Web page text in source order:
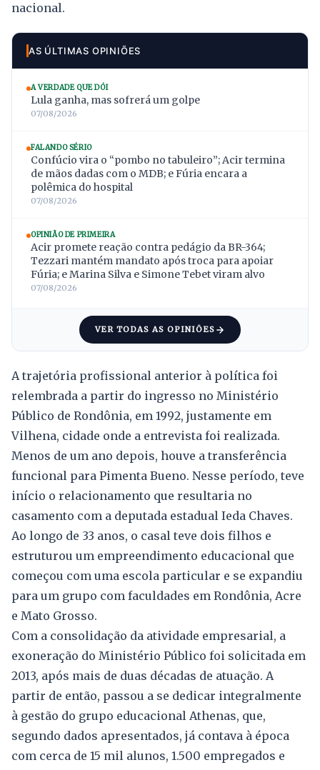
nacional.
AS ÚLTIMAS OPINIÕES
A VERDADE QUE DÓI
Lula ganha, mas sofrerá um golpe
07/08/2026
FALANDO SÉRIO
Confúcio vira o “pombo no tabuleiro”; Acir termina
de mãos dadas com o MDB; e Fúria encara a
polêmica do hospital
07/08/2026
OPINIÃO DE PRIMEIRA
Acir promete reação contra pedágio da BR-364;
Tezzari mantém mandato após troca para apoiar
Fúria; e Marina Silva e Simone Tebet viram alvo
07/08/2026
VER TODAS AS OPINIÕES
A trajetória profissional anterior à política foi
relembrada a partir do ingresso no Ministério
Público de Rondônia, em 1992, justamente em
Vilhena, cidade onde a entrevista foi realizada.
Menos de um ano depois, houve a transferência
funcional para Pimenta Bueno. Nesse período, teve
início o relacionamento que resultaria no
casamento com a deputada estadual Ieda Chaves.
Ao longo de 33 anos, o casal teve dois filhos e
estruturou um empreendimento educacional que
começou com uma escola particular e se expandiu
para um grupo com faculdades em Rondônia, Acre
e Mato Grosso.
Com a consolidação da atividade empresarial, a
exoneração do Ministério Público foi solicitada em
2013, após mais de duas décadas de atuação. A
partir de então, passou a se dedicar integralmente
à gestão do grupo educacional Athenas, que,
segundo dados apresentados, já contava à época
com cerca de 15 mil alunos, 1.500 empregados e